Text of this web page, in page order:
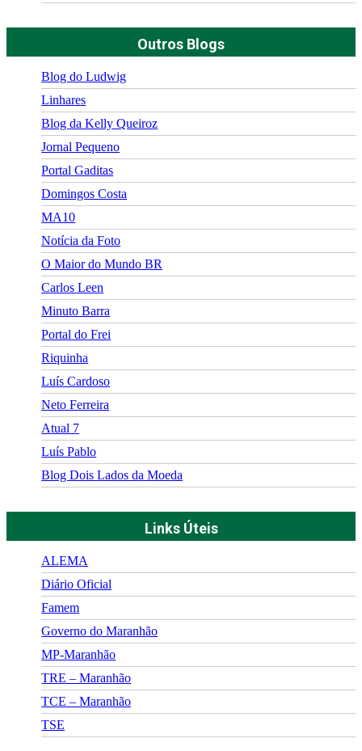
Outros Blogs
Blog do Ludwig
Linhares
Blog da Kelly Queiroz
Jornal Pequeno
Portal Gaditas
Domingos Costa
MA10
Notícia da Foto
O Maior do Mundo BR
Carlos Leen
Minuto Barra
Portal do Frei
Riquinha
Luís Cardoso
Neto Ferreira
Atual 7
Luís Pablo
Blog Dois Lados da Moeda
Links Úteis
ALEMA
Diário Oficial
Famem
Governo do Maranhão
MP-Maranhão
TRE – Maranhão
TCE – Maranhão
TSE